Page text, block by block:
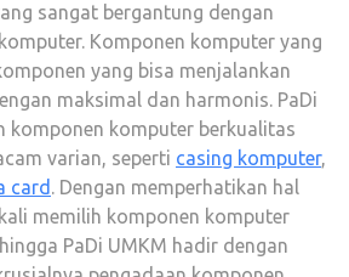
sangat bergantung dengan
Komponen komputer yang
yang bisa menjalankan
maksimal dan harmonis. PaDi
komponen komputer berkualitas
varian, seperti casing komputer,
card . Dengan memperhatikan hal
memilih komponen komputer
PaDi UMKM hadir dengan